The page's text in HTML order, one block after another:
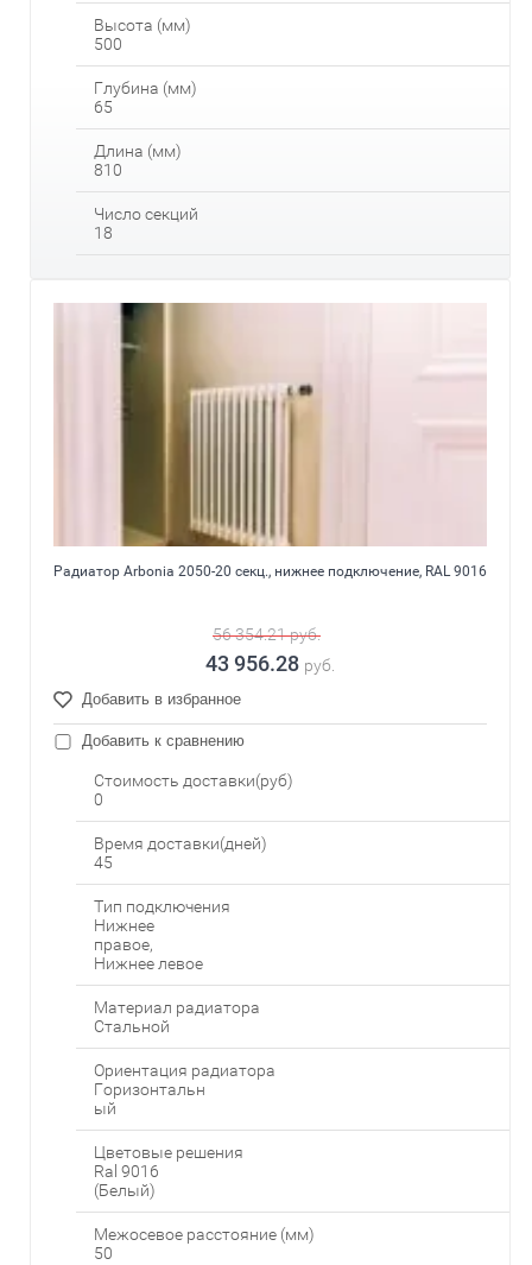
Высота (мм)
500
Глубина (мм)
65
Длина (мм)
810
Число секций
18
Радиатор Arbonia 2050-20 секц., нижнее подключение, RAL 9016
56 354.21руб.
43 956.28 руб.
Добавить в избранное
Добавить к сравнению
Стоимость доставки(руб)
0
Время доставки(дней)
45
Тип подключения
Нижнее
правое,
Нижнее левое
Материал радиатора
Стальной
Ориентация радиатора
Горизонтальн
ый
Цветовые решения
Ral 9016
(Белый)
Межосевое расстояние (мм)
50